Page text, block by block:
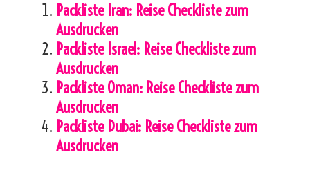
Packliste Iran: Reise Checkliste zum
Ausdrucken
Packliste Israel: Reise Checkliste zum
Ausdrucken
Packliste Oman: Reise Checkliste zum
Ausdrucken
Packliste Dubai: Reise Checkliste zum
Ausdrucken